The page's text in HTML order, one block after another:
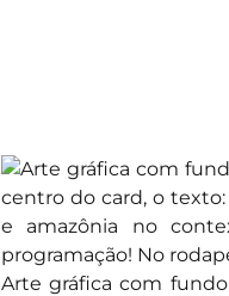
Arte gráfica com